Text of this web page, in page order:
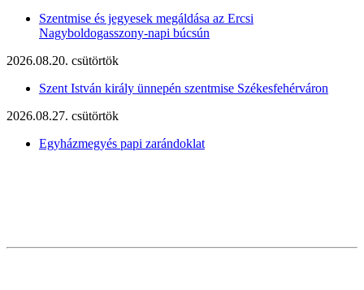
Szentmise és jegyesek megáldása az Ercsi
Nagyboldogasszony-napi búcsún
2026.08.20. csütörtök
Szent István király ünnepén szentmise Székesfehérváron
2026.08.27. csütörtök
Egyházmegyés papi zarándoklat